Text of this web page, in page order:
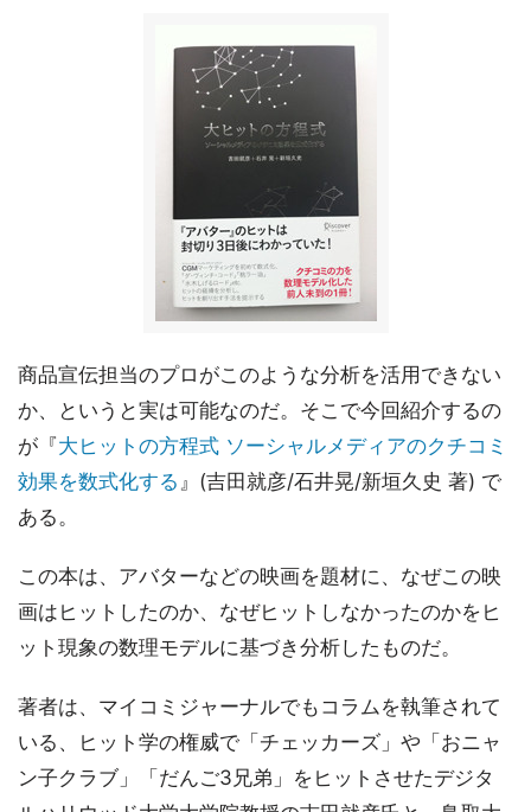
商品宣伝担当のプロがこのような分析を活用できない
か、というと実は可能なのだ。そこで今回紹介するの
が『大ヒットの方程式 ソーシャルメディアのクチコミ
効果を数式化する 』(吉田就彦/石井晃/新垣久史 著) で
ある。
この本は、アバターなどの映画を題材に、なぜこの映
画はヒットしたのか、なぜヒットしなかったのかをヒ
ット現象の数理モデルに基づき分析したものだ。
著者は、マイコミジャーナルでもコラムを執筆されて
いる、ヒット学の権威で「チェッカーズ」や「おニャ
ン子クラブ」「だんご3兄弟」をヒットさせたデジタ